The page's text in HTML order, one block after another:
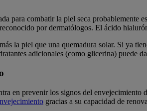
para combatir la piel seca probablemente
por dermatólogos. El ácido
la piel que una quemadura solar. Si ya
adicionales (como glicerina) puede
en prevenir los signos del envejecimiento
gracias a su capacidad de